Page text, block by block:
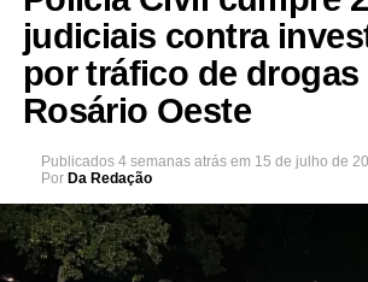
judiciais contra
por tráfico de drogas
Rosário Oeste
Publicados 4 semanas atrás em 15 de julho de
Por Da Redação